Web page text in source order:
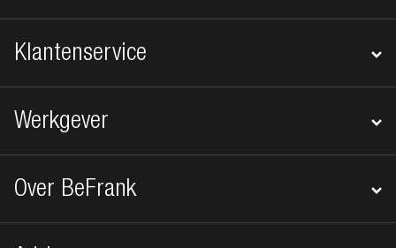
Klantenservice
Werkgever
Over BeFrank